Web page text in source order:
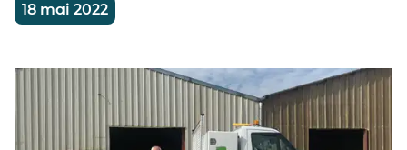
18 mai 2022